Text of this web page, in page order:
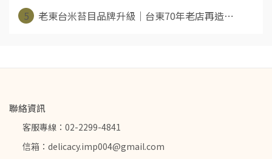
5
老東台米苔目品牌升級｜台東70年老店再造⋯
聯絡資訊
客服專線：02-2299-4841
信箱：delicacy.imp004@gmail.com